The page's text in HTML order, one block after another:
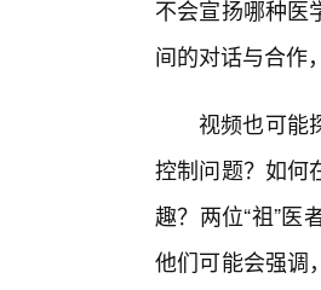
不会宣扬哪种医
间的对话与合作
视频也可能
控制问题？如何
趣？两位“祖”医
他们可能会强调